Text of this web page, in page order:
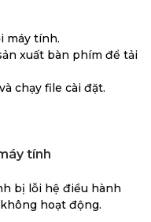
máy tính.
xuất bàn phím để tải
chạy file cài đặt.
tính
bị lỗi hệ điều hành
hoạt động.